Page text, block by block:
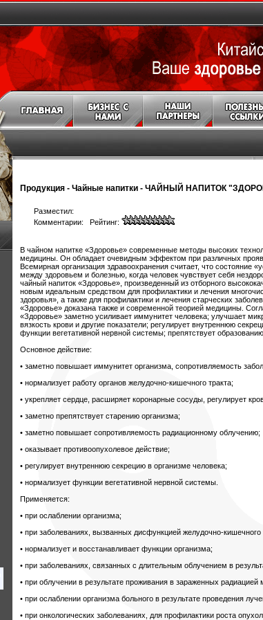
Продукция - Чайные напитки - ЧАЙНЫЙ НАПИТОК
Разместил:
Комментарии: Рейтинг:
В чайном напитке «Здоровье» современные методы высоких
медицины. Он обладает очевидным эффектом при различных
Всемирная организация здравоохранения считает, что состояние
между здоровьем и болезнью, когда человек чувствует себя
чайный напиток «Здоровье», произведенный из отборного
новым идеальным средством для профилактики и лечения
здоровья», а также для профилактики и лечения старческих
«Здоровье» доказана также и современной теорией медицины.
«Здоровье» заметно усиливает иммунитет человека; улучшает
вязкость крови и другие показатели; регулирует внутреннюю
функции вегетативной нервной системы; препятствует
Основное действие:
• заметно повышает иммунитет организма, сопротивляемость
• нормализует работу органов желудочно-кишечного тракта;
• укрепляет сердце, расширяет коронарные сосуды, регулирует
• заметно препятствует старению организма;
• заметно повышает сопротивляемость радиационному облучению;
• оказывает противоопухолевое действие;
• регулирует внутреннюю секрецию в организме человека;
• нормализует функции вегетативной нервной системы.
Применяется:
• при ослаблении организма;
• при заболеваниях, вызванных дисфункцией желудочно-кишечного
• нормализует и восстанавливает функции организма;
• при заболеваниях, связанных с длительным облучением в
• при облучении в результате проживания в зараженных радиацией
• при ослаблении организма больного в результате проведения
• при онкологических заболеваниях, для профилактики роста